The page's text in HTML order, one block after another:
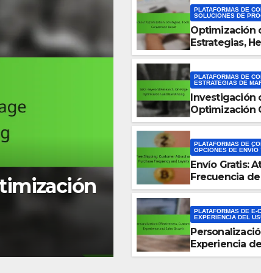
PLATAFORMAS DE COMERCIO
On-Page y
02/12/2025 MATEO
PLATAFORMAS DE
SOLUCIONES DE
Optimización
Estrategias,
Aumento de
PLATAFORMAS DE
ESTRATEGIAS DE
Investigación
Optimización
Backlinking
PLATAFORMAS DE
OPCIONES DE ENVÍO
Envío Gratis:
Frecuencia
PLATAFORMAS DE E-
EXPERIENCIA DEL
Experiencia
Crecimiento